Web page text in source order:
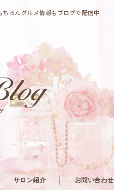
ろんグルメ情報もブログで配信中
サロン紹介 お問い合わせ